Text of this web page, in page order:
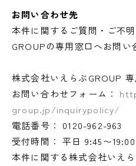
お問い合わせ先
本件に関するご質問・ご不
GROUPの専用窓口へお問い
株式会社いえらぶGROUP 専
お問い合わせフォーム：
group.jp/inquirypolicy/
電話番号： 0120-962-963
受付時間： 平日 9:45〜19:00
本件に関する株式会社いえ